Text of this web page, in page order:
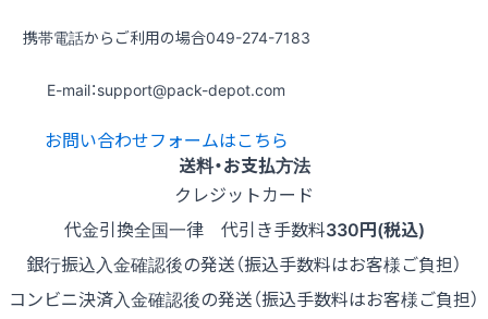
携帯電話からご利用の場合049-274-7183
E-mail：support@pack-depot.com
お問い合わせフォームはこちら
送料・お支払方法
クレジットカード
代金引換全国一律 代引き手数料330円(税込)
銀行振込入金確認後の発送（振込手数料はお客様ご負担）
コンビニ決済入金確認後の発送（振込手数料はお客様ご負担）